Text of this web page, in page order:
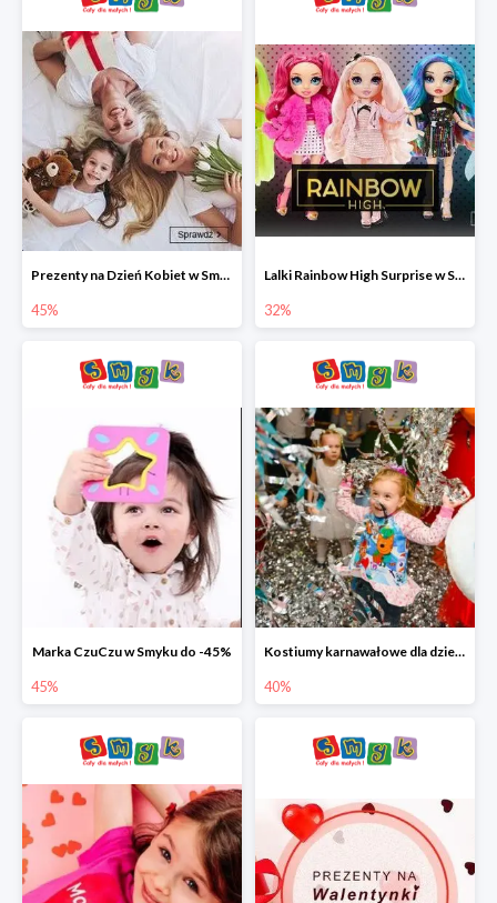
Prezenty na Dzień Kobiet w Smyku do -45%
45%
Lalki Rainbow High Surprise w Smyku do -35%
32%
Marka CzuCzu w Smyku do -45%
45%
Kostiumy karnawałowe dla dzieci w Smyku do -40%
40%